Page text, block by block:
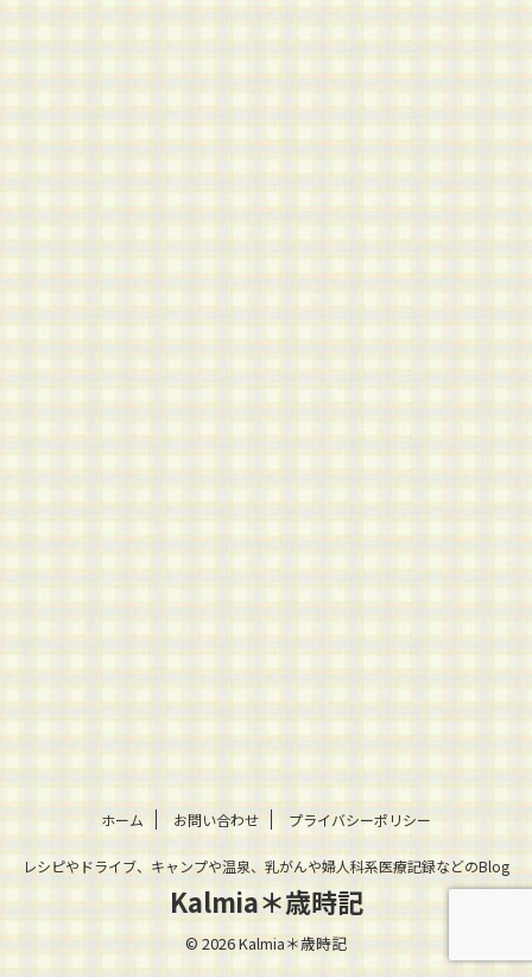
ホーム お問い合わせ プライバシーポリシー
レシピやドライブ、キャンプや温泉、乳がんや婦人科系医療記録などのBlog
Kalmia＊歳時記
© 2026 Kalmia＊歳時記